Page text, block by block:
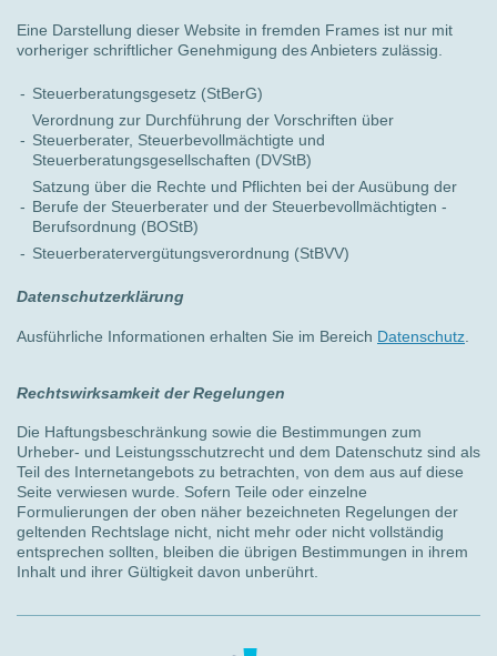
Eine Darstellung dieser Website in fremden Frames ist nur mit
vorheriger schriftlicher Genehmigung des Anbieters zulässig.
- Steuerberatungsgesetz (StBerG)
-
Verordnung zur Durchführung der Vorschriften über
Steuerberater, Steuerbevollmächtigte und
Steuerberatungsgesellschaften (DVStB)
-
Satzung über die Rechte und Pflichten bei der Ausübung der
Berufe der Steuerberater und der Steuerbevollmächtigten -
Berufsordnung (BOStB)
- Steuerberatervergütungsverordnung (StBVV)
Datenschutzerklärung
Ausführliche Informationen erhalten Sie im Bereich Datenschutz
Rechtswirksamkeit der Regelungen
Die Haftungsbeschränkung sowie die Bestimmungen zum
Urheber- und Leistungsschutzrecht und dem Datenschutz sind als
Teil des Internetangebots zu betrachten, von dem aus auf diese
Seite verwiesen wurde. Sofern Teile oder einzelne
Formulierungen der oben näher bezeichneten Regelungen der
geltenden Rechtslage nicht, nicht mehr oder nicht vollständig
entsprechen sollten, bleiben die übrigen Bestimmungen in ihrem
Inhalt und ihrer Gültigkeit davon unberührt.